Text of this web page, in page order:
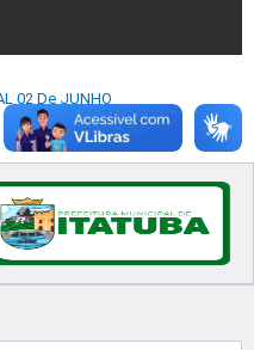
02 De JUNHO